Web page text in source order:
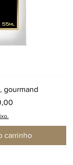
gourmand
carrinho